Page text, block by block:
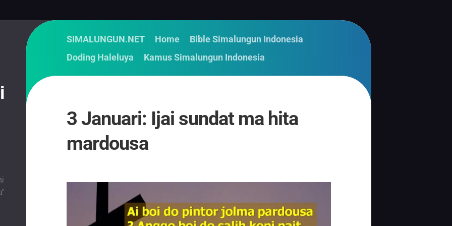
SIMALUNGUN.NET Home
Bible Simalungun Indonesia
Doding Haleluya
Kamus Simalungun Indonesia
3 Januari: Ijai sundat ma hita
mardousa